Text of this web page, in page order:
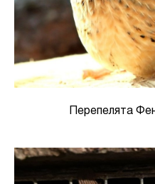
Перепелята